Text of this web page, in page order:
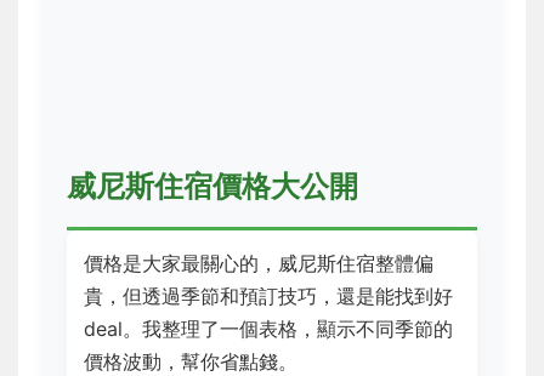
威尼斯住宿價格大公開
價格是大家最關心的，威尼斯住宿整體偏
貴，但透過季節和預訂技巧，還是能找到好
deal。我整理了一個表格，顯示不同季節的
價格波動，幫你省點錢。